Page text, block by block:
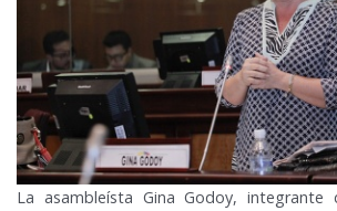
La asambleísta Gina Godoy, integrante